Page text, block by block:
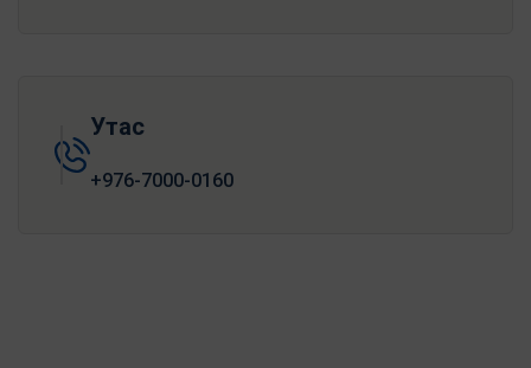
Утас
+976-7000-0160